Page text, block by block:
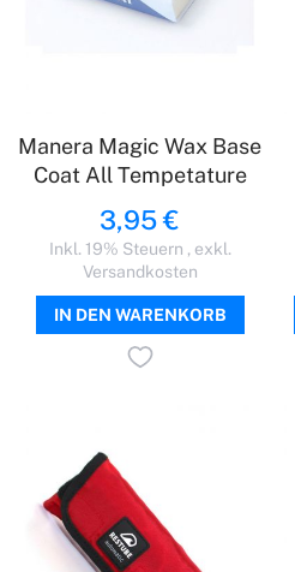
Manera Magic Wax Base
Coat All Tempetature
3,95 €
Inkl. 19% Steuern , exkl.
Versandkosten
IN DEN WARENKORB